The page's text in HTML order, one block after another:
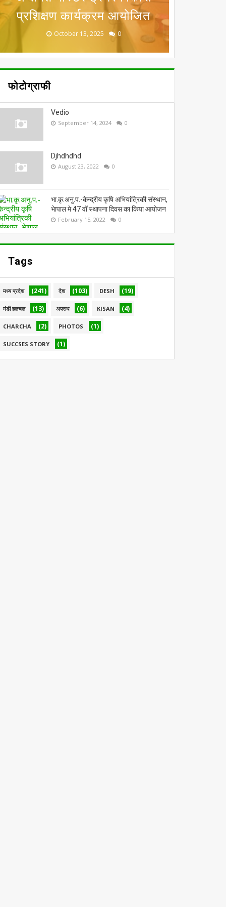
शुभारंभ
April 11, 2026 0
में, 11-13 अप्रैल को
April 04, 2026 0
तीसरे संस्‍करण में हुआ
December 02, 2025 0
राष्ट्रीय सम्मान
November 19, 2025 0
प्रशिक्षण कार्यक्रम आयोजित
October 13, 2025 0
फोटोग्राफी
Vedio
September 14, 2024 0
Djhdhdhd
August 23, 2022 0
भा.कृ.अनु.प.-केन्द्रीय कृषि अभियांत्रिकी संस्थान,
भेापाल मे 47 वॉ स्थापना दिवस का किया आयोजन
February 15, 2022 0
Tags
मध्य प्रदेश (241) देश (103) DESH (19)
मंडी हलचल (13) अपराध (6) KISAN (4)
CHARCHA (2) PHOTOS (1)
SUCCSES STORY (1)